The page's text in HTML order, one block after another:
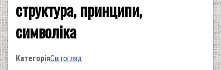
структура, принципи,
символіка
КатегоріяСвітогляд